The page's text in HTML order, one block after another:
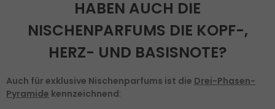
HABEN AUCH DIE
NISCHENPARFUMS DIE KOPF-,
HERZ- UND BASISNOTE?
Auch für exklusive Nischenparfums ist die Drei-Phasen-
Pyramide kennzeichnend: